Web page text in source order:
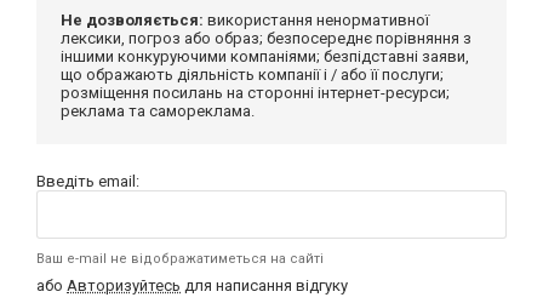
Не дозволяється: використання ненормативної
лексики, погроз або образ; безпосереднє порівняння з
іншими конкуруючими компаніями; безпідставні заяви,
що ображають діяльність компанії і / або її послуги;
розміщення посилань на сторонні інтернет-ресурси;
реклама та самореклама.
Введіть email:
Ваш e-mail не відображатиметься на сайті
або Авторизуйтесь для написання відгуку